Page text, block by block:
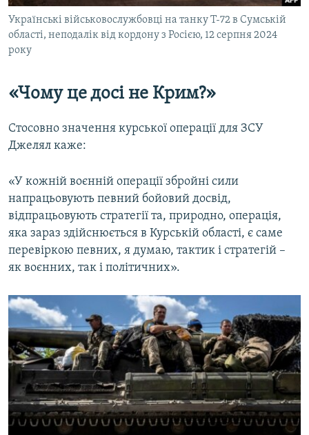
Українські військовослужбовці на танку Т-72 в Сумській
області, неподалік від кордону з Росією, 12 серпня 2024
року
«Чому це досі не Крим?»
Стосовно значення курської операції для ЗСУ
Джелял каже:
«У кожній воєнній операції збройні сили
напрацьовують певний бойовий досвід,
відпрацьовують стратегії та, природно, операція,
яка зараз здійснюється в Курській області, є саме
перевіркою певних, я думаю, тактик і стратегій –
як воєнних, так і політичних».